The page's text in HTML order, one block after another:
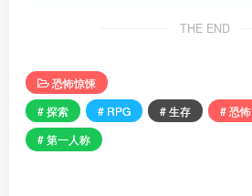
THE END
恐怖惊悚
# 探索
# RPG # 生存 # 恐怖
# 第一人称